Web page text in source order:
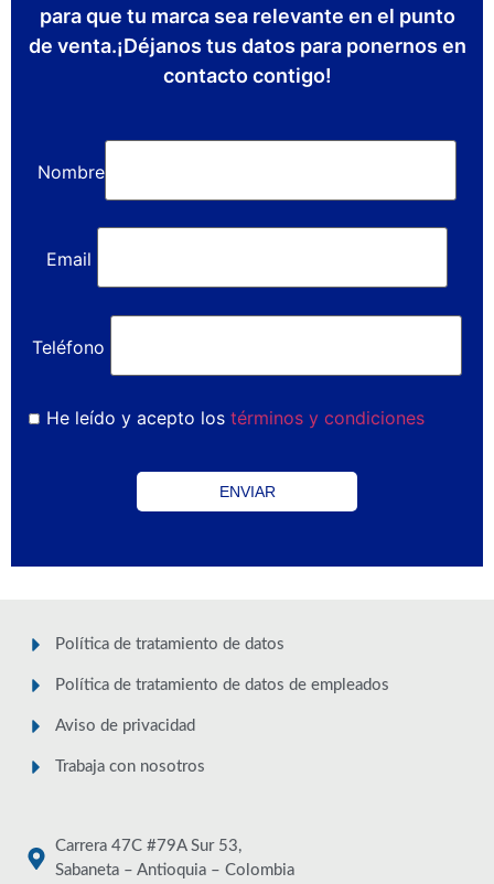
para que tu marca sea relevante en el punto
de venta.¡Déjanos tus datos para ponernos en
contacto contigo!
Nombre
Email
Teléfono
He leído y acepto los términos y condiciones
Política de tratamiento de datos
Política de tratamiento de datos de empleados
Aviso de privacidad
Trabaja con nosotros
Carrera 47C #79A Sur 53,
Sabaneta – Antioquia – Colombia